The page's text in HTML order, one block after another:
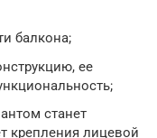
балкона;
ее
станет
крепления лицевой